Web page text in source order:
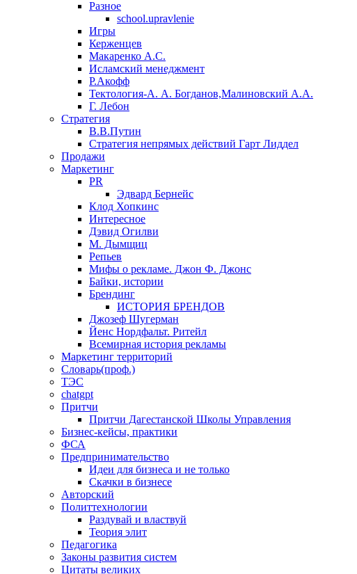
Разное
school.upravlenie
Игры
Керженцев
Макаренко А.С.
Исламский менеджмент
Р.Акофф
Тектология-А. А. Богданов,Малиновский А.А.
​Г. Лебон
Стратегия
В.В.Путин
​Стратегия непрямых действий Гарт Лиддел
Продажи
Маркетинг
PR
Эдвард Бернейс
Клод Хопкинс
Интересное
Дэвид Огилви
М. Дымщиц
Репьев
Мифы о рекламе. Джон Ф. Джонс
Байки, истории
Брендинг
ИСТОРИЯ БРЕНДОВ
Джозеф Шугерман
​Йенс Нордфальт. Ритейл
Всемирная история рекламы
Маркетинг территорий
Словарь(проф.)
ТЭС
chatgpt
Притчи
Притчи Дагестанской Школы Управления
Бизнес-кейсы, практики
ФСА
Предпринимательство
Идеи для бизнеса и не только
Скачки в бизнесе
Авторский
Политтехнологии
Раздувай и властвуй
Теория элит
​Педагогика
Законы развития систем
Цитаты великих